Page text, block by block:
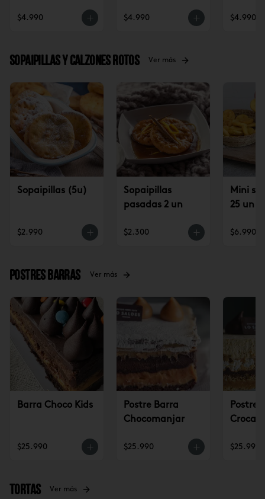
$4.990 $4.990 $4.990
Sopaipillas y Calzones rotos Ver más
Sopaipillas (5u)
$2.990
Sopaipillas
pasadas 2 un
$2.300
Mini
25 un
$6.990
Postres Barras Ver más
Barra Choco Kids
$25.990
Postre Barra
Chocomanjar
$25.990
Postre
$25.990
Tortas Ver más